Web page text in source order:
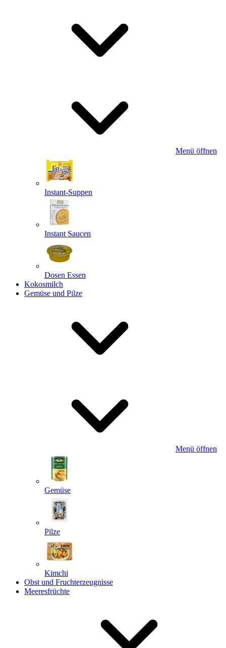
Menü öffnen
Instant-Suppen
Instant Saucen
Dosen Essen
Kokosmilch
Gemüse und Pilze
Menü öffnen
Gemüse
Pilze
Kimchi
Obst und Fruchterzeugnisse
Meeresfrüchte